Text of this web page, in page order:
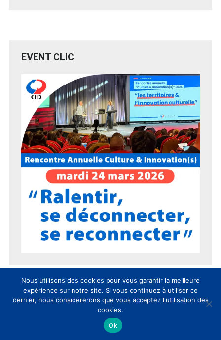
EVENT CLIC
15 ans du CLIC en 15 chiffres !
Nous utilisons des cookies pour vous garantir la meilleure
expérience sur notre site. Si vous continuez à utiliser ce
dernier, nous considérerons que vous acceptez l'utilisation des
cookies.
Ok